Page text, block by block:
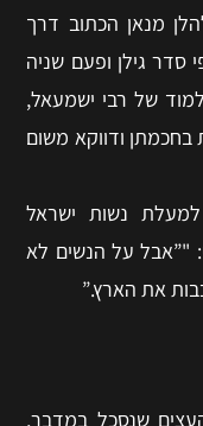
מנאן הכתוב דרך
סדר גילן ופעם שניה
של רבי ישמעאל,
בחכמתן ודווקא משום
נשות ישראל
"”אבל על הנשים לא
את הארץ.”
שנסכל במדבר,